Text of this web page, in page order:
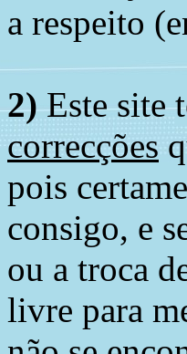
a respeito
2)Este site
correcções
pois
consigo, e
ou a troca
livre para